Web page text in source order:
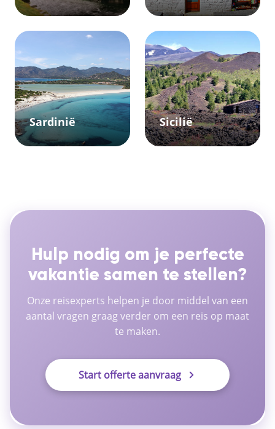
Sardinië Sicilië
Hulp nodig om je perfecte
vakantie samen te stellen?
Onze reisexperts helpen je door middel van een
aantal vragen graag verder om een reis op maat
te maken.
Start offerte aanvraag